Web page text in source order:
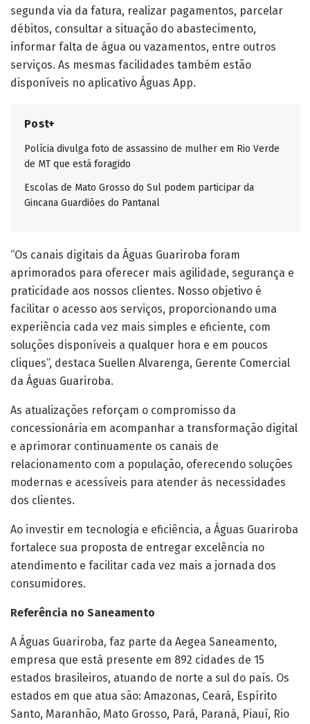
segunda via da fatura, realizar pagamentos, parcelar
débitos, consultar a situação do abastecimento,
informar falta de água ou vazamentos, entre outros
serviços. As mesmas facilidades também estão
disponíveis no aplicativo Águas App.
Post+
Polícia divulga foto de assassino de mulher em Rio Verde
de MT que está foragido
Escolas de Mato Grosso do Sul podem participar da
Gincana Guardiões do Pantanal
“Os canais digitais da Águas Guariroba foram
aprimorados para oferecer mais agilidade, segurança e
praticidade aos nossos clientes. Nosso objetivo é
facilitar o acesso aos serviços, proporcionando uma
experiência cada vez mais simples e eficiente, com
soluções disponíveis a qualquer hora e em poucos
cliques”, destaca Suellen Alvarenga, Gerente Comercial
da Águas Guariroba.
As atualizações reforçam o compromisso da
concessionária em acompanhar a transformação digital
e aprimorar continuamente os canais de
relacionamento com a população, oferecendo soluções
modernas e acessíveis para atender às necessidades
dos clientes.
Ao investir em tecnologia e eficiência, a Águas Guariroba
fortalece sua proposta de entregar excelência no
atendimento e facilitar cada vez mais a jornada dos
consumidores.
Referência no Saneamento
A Águas Guariroba, faz parte da Aegea Saneamento,
empresa que está presente em 892 cidades de 15
estados brasileiros, atuando de norte a sul do país. Os
estados em que atua são: Amazonas, Ceará, Espírito
Santo, Maranhão, Mato Grosso, Pará, Paraná, Piauí, Rio